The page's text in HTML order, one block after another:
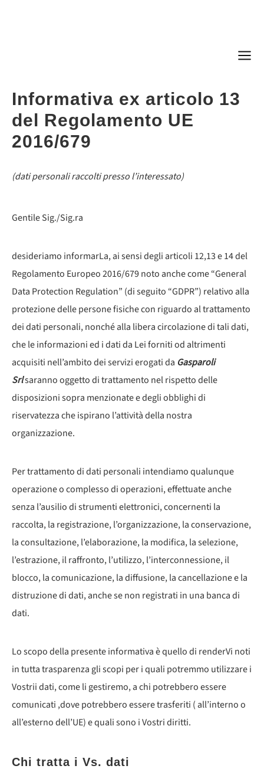
Informativa ex articolo 13
del Regolamento UE
2016/679
(dati personali raccolti presso l’interessato)
Gentile Sig./Sig.ra
desideriamo informarLa, ai sensi degli articoli 12,13 e 14 del
Regolamento Europeo 2016/679 noto anche come “General
Data Protection Regulation” (di seguito “GDPR”) relativo alla
protezione delle persone fisiche con riguardo al trattamento
dei dati personali, nonché alla libera circolazione di tali dati,
che le informazioni ed i dati da Lei forniti od altrimenti
acquisiti nell’ambito dei servizi erogati da Gasparoli
Srlsaranno oggetto di trattamento nel rispetto delle
disposizioni sopra menzionate e degli obblighi di
riservatezza che ispirano l’attività della nostra
organizzazione.
Per trattamento di dati personali intendiamo qualunque
operazione o complesso di operazioni, effettuate anche
senza l’ausilio di strumenti elettronici, concernenti la
raccolta, la registrazione, l’organizzazione, la conservazione,
la consultazione, l’elaborazione, la modifica, la selezione,
l’estrazione, il raffronto, l’utilizzo, l’interconnessione, il
blocco, la comunicazione, la diffusione, la cancellazione e la
distruzione di dati, anche se non registrati in una banca di
dati.
Lo scopo della presente informativa è quello di renderVi noti
in tutta trasparenza gli scopi per i quali potremmo utilizzare i
Vostrii dati, come li gestiremo, a chi potrebbero essere
comunicati ,dove potrebbero essere trasferiti ( all’interno o
all’esterno dell’UE) e quali sono i Vostri diritti.
Chi tratta i Vs. dati